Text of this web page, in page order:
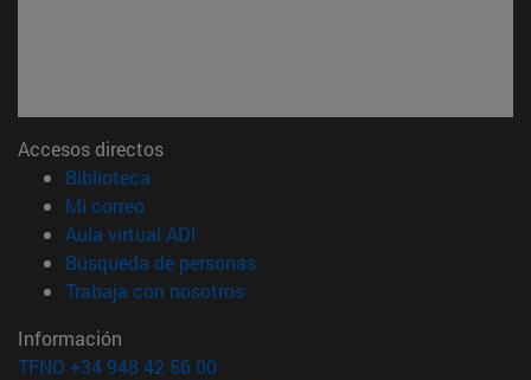
Accesos directos
Biblioteca
Mi correo(abre en nueva ventana)
Aula virtual ADI
Búsqueda de personas(abre en nueva ventana)
Trabaja con nosotros(abre en nueva ventana)
Información
TFNO +34 948 42 56 00